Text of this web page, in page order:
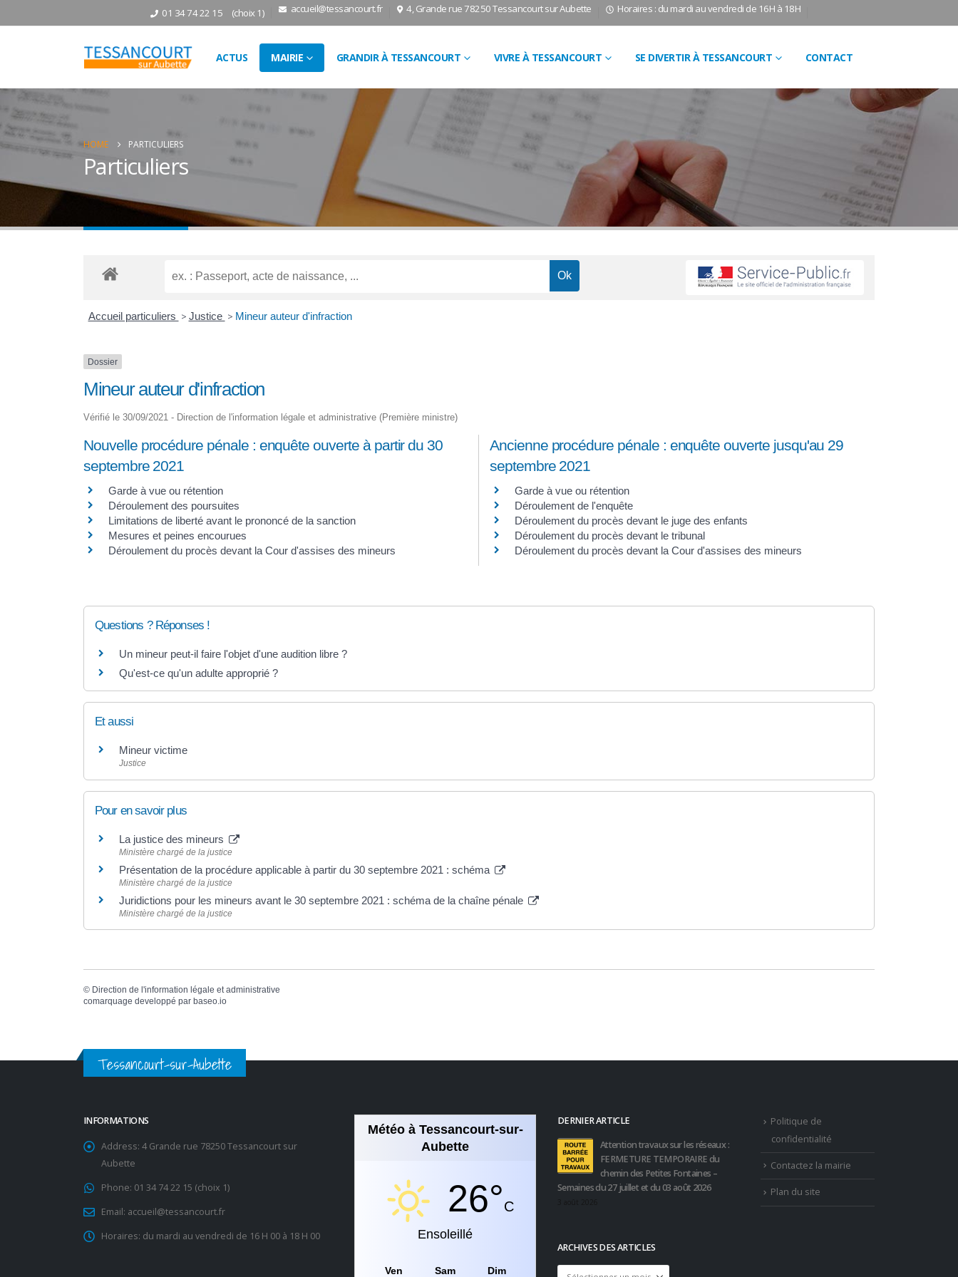
01 34 74 22 15 (choix 1) accueil@tessancourt.fr 4, Grande rue 78250 Tessancourt sur Aubette Horaires : du mardi au vendredi de 16H à 18H
ACTUS MAIRIE GRANDIR À TESSANCOURT VIVRE À TESSANCOURT SE DIVERTIR À TESSANCOURT CONTACT
HOME PARTICULIERS
Particuliers
Accueil particuliers > Justice > Mineur auteur d'infraction
Dossier
Mineur auteur d'infraction
Vérifié le 30/09/2021 - Direction de l'information légale et administrative (Première ministre)
Nouvelle procédure pénale : enquête ouverte à partir du 30
septembre 2021
Garde à vue ou rétention
Déroulement des poursuites
Limitations de liberté avant le prononcé de la sanction
Mesures et peines encourues
Déroulement du procès devant la Cour d'assises des mineurs
Ancienne procédure pénale : enquête ouverte jusqu'au 29
septembre 2021
Garde à vue ou rétention
Déroulement de l'enquête
Déroulement du procès devant le juge des enfants
Déroulement du procès devant le tribunal
Déroulement du procès devant la Cour d'assises des mineurs
Questions ? Réponses !
Un mineur peut-il faire l'objet d'une audition libre ?
Qu'est-ce qu'un adulte approprié ?
Et aussi
Mineur victime
Justice
Pour en savoir plus
La justice des mineurs
Ministère chargé de la justice
Présentation de la procédure applicable à partir du 30 septembre 2021 : schéma
Ministère chargé de la justice
Juridictions pour les mineurs avant le 30 septembre 2021 : schéma de la chaîne pénale
Ministère chargé de la justice
© Direction de l'information légale et administrative
comarquage developpé par baseo.io
Tessancourt-sur-Aubette
INFORMATIONS
Address: 4 Grande rue 78250 Tessancourt sur
Aubette
Phone: 01 34 74 22 15 (choix 1)
Email: accueil@tessancourt.fr
Horaires: du mardi au vendredi de 16 H 00 à 18 H 00
Météo à Tessancourt-sur-
Aubette
26°C
Ensoleillé
Ven Sam Dim
DERNIER ARTICLE
Attention travaux sur les réseaux :
FERMETURE TEMPORAIRE du
chemin des Petites Fontaines –
Semaines du 27 juillet et du 03 août 2026
ARCHIVES DES ARTICLES
Archives
Politique de
confidentialité
Contactez la mairie
Plan du site